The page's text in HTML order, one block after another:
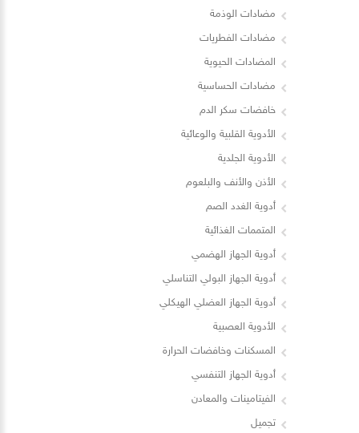
مضادات الوذمة
مضادات الفطريات
المضادات الحيوية
مضادات الحساسية
خافضات سكر الدم
الأدوية القلبية والوعائية
الأدوية الجلدية
الأذن والأنف والبلعوم
أدوية الغدد الصم
المتممات الغذائية
أدوية الجهاز الهضمي
أدوية الجهاز البولي التناسلي
أدوية الجهاز العضلي الهيكلي
الأدوية العصبية
المسكنات وخافضات الحرارة
أدوية الجهاز التنفسي
الفيتامينات والمعادن
تجميل